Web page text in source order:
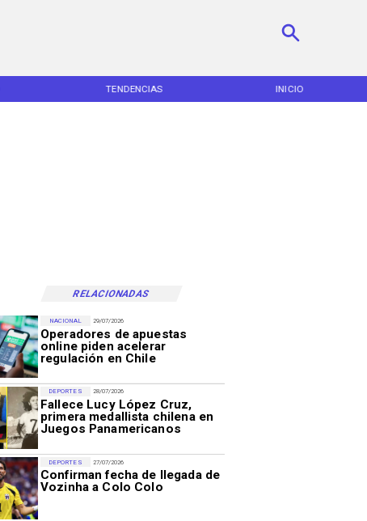
TENDENCIAS INICIO
RELACIONADAS
29/07/2026
Operadores de apuestas
online piden acelerar
regulación en Chile
NACIONAL
28/07/2026
Fallece Lucy López Cruz,
primera medallista chilena en
Juegos Panamericanos
DEPORTES
27/07/2026
Confirman fecha de llegada de
Vozinha a Colo Colo
DEPORTES